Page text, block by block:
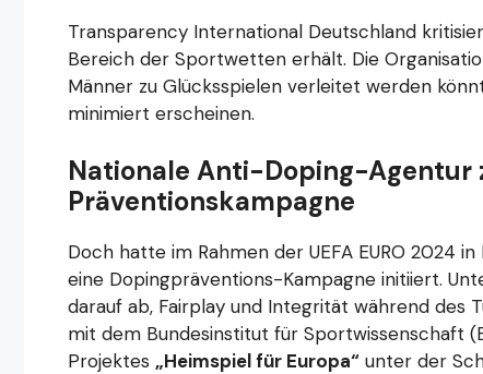
Transparency International Deutschland
Bereich der Sportwetten erhält. Die
Männer zu Glücksspielen verleitet werden
minimiert erscheinen.
Nationale Anti-Doping-Agentur
Präventionskampagne
Doch hatte im Rahmen der UEFA EURO 2024
eine Dopingpräventions-Kampagne initiiert.
darauf ab, Fairplay und Integrität während des
mit dem Bundesinstitut für Sportwissenschaft
Projektes „Heimspiel für Europa“ unter der